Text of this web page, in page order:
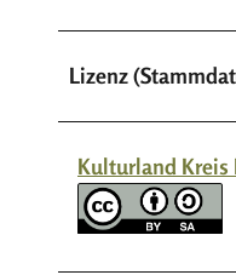
Lizenz
Kulturland Kreis